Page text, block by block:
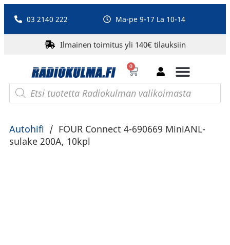
03 2140 222 Ma-pe 9-17 La 10-14
Ilmainen toimitus yli 140€ tilauksiin
0
Autohifi / FOUR Connect 4-690669 MiniANL-
sulake 200A, 10kpl